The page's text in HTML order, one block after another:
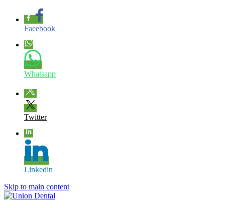
Facebook
Whatsapp
Twitter
Linkedin
Skip to main content